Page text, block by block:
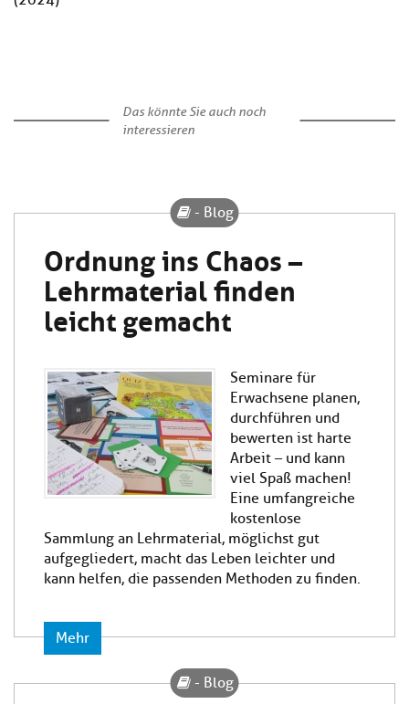
Das könnte Sie auch noch
interessieren
Ordnung ins Chaos –
Lehrmaterial finden
leicht gemacht
- Blog
Seminare für
Erwachsene planen,
durchführen und
bewerten ist harte
Arbeit – und kann
viel Spaß machen!
Eine umfangreiche
kostenlose
Sammlung an Lehrmaterial, möglichst gut
aufgegliedert, macht das Leben leichter und
kann helfen, die passenden Methoden zu finden.
Mehr
- Blog